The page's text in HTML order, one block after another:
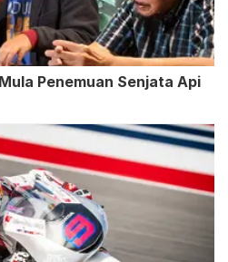
Penemuan Senjata Api